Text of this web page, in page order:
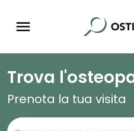
Trova
Prenota la tua visita